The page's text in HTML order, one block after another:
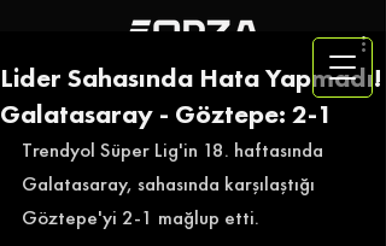
Lider Sahasında Hata Yapmadı!
Galatasaray - Göztepe: 2-1
Trendyol Süper Lig'in 18. haftasında
Galatasaray, sahasında karşılaştığı
Göztepe'yi 2-1 mağlup etti.